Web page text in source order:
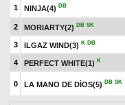
1 NINJA(4) DB
2 MORIARTY(2) DB SK
3 ILGAZ WIND(3) K DB
4 PERFECT WHITE(1) K
0 LA MANO DE DİOS(5) DB SK